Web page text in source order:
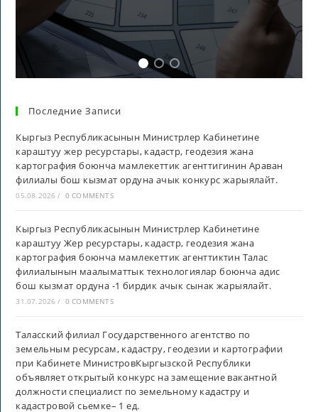
Последние Записи
Кыргыз Республикасынын Министрлер Кабинетине
караштуу жер ресурстары, кадастр, геодезия жана
картография боюнча мамлекеттик агенттигинин Араван
филиалы бош кызмат ордуна ачык конкурс жарыялайт.
05.08.2026 / 0 COMMENTS
Кыргыз Республикасынын Министрлер Кабинетине
караштуу Жер ресурстары, кадастр, геодезия жана
картография боюнча мамлекеттик агенттиктин Талас
филиалынын маалыматтык технологиялар боюнча адис
бош кызмат ордуна -1 бирдик ачык сынак жарыялайт.
31.07.2026 / 0 COMMENTS
Таласский филиал Государственного агентство по
земельным ресурсам, кадастру, геодезии и картографии
при Кабинете МинистровКыргызской Республики
объявляет открытый конкурс на замещение вакантной
должности специалист по земельному кадастру и
кадастровой сьемке– 1 ед.